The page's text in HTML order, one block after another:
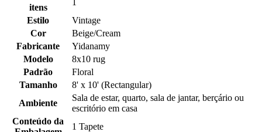
itens
Estilo
Vintage
Cor
Beige/Cream
Fabricante
Yidanamy
Modelo
8x10 rug
Padrão
Floral
Tamanho
8' x 10' (Rectangular)
Ambiente
Sala de estar, quarto, sala de jantar, berçário ou
escritório em casa
Conteúdo da
1 Tapete